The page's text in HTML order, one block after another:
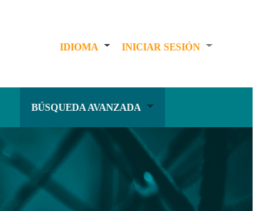
IDIOMA INICIAR SESIÓN
BÚSQUEDA AVANZADA